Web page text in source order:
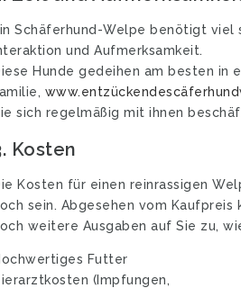
Schäferhund-Welpe benötigt viel
und Aufmerksamkeit.
Hunde gedeihen am besten in
sich regelmäßig mit ihnen
Kosten
Kosten für einen reinrassigen
sein. Abgesehen vom Kaufpreis
weitere Ausgaben auf Sie zu,
Futter
(Impfungen,